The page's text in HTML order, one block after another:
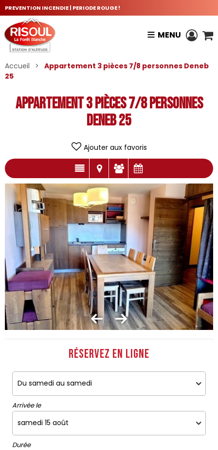
PREVENTION INCENDIE | PERIODE ROUGE !
MENU
Accueil >
Appartement 3 pièces 7/8 personnes Deneb
25
Appartement 3 pièces 7/8 personnes
Deneb 25
Ajouter aux favoris
Réservez en ligne
Arrivée le
Durée